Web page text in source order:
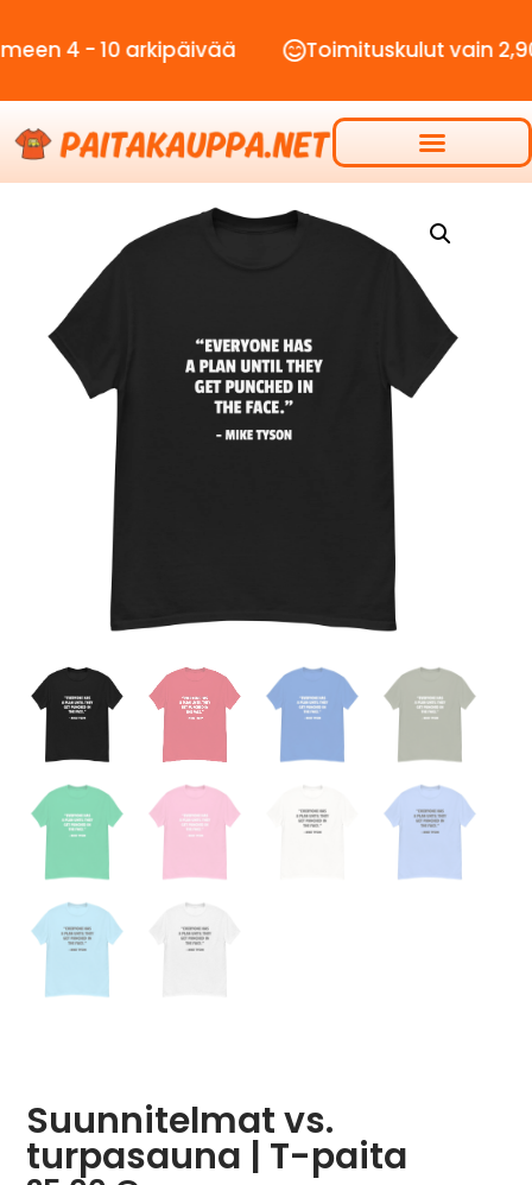
- 10 arkipäivää Toimituskulut vain 2,90€
Suunnitelmat vs.
turpasauna | T-paita